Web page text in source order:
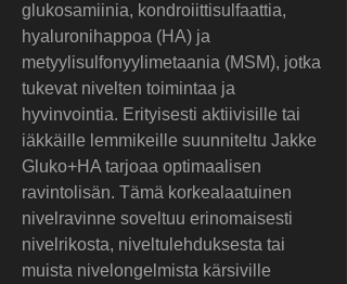
glukosamiinia, kondroiittisulfaattia,
hyaluronihappoa (HA) ja
metyylisulfonyylimetaania (MSM), jotka
tukevat nivelten toimintaa ja
hyvinvointia. Erityisesti aktiivisille tai
iäkkäille lemmikeille suunniteltu Jakke
Gluko+HA tarjoaa optimaalisen
ravintolisän. Tämä korkealaatuinen
nivelravinne soveltuu erinomaisesti
nivelrikosta, niveltulehduksesta tai
muista nivelongelmista kärsiville